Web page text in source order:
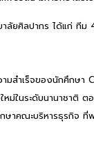
ลัยศิลปากร ได้แก่ ทีม
มสำเร็จของนักศึกษา
ม่ในระดับนานาชาติ ต
าคณะบริหารธุรกิจ ที่